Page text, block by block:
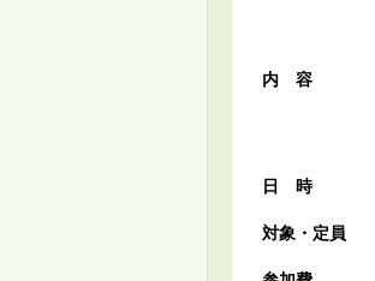
内容
日時
対象・定員